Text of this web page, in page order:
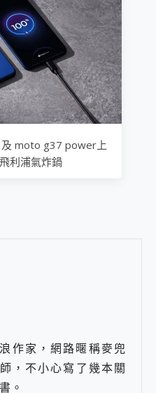
moto g37 power上
利浦氣炸鍋
作家，網路暱稱麥兜
，不小心寫了幾本關
。